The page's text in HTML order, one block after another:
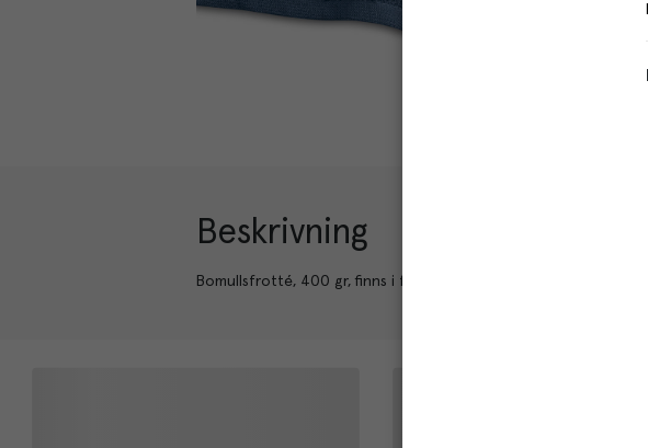
Beskrivning
Bomullsfrotté, 400 gr, finns i fler färger och storlekar